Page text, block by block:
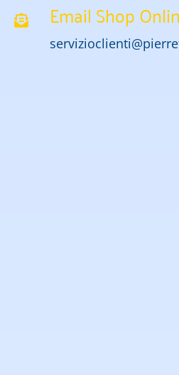
Email Shop